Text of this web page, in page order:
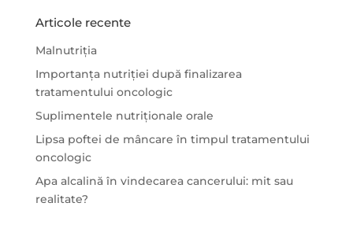
Articole recente
Malnutriția
Importanța nutriției după finalizarea
tratamentului oncologic
Suplimentele nutriționale orale
Lipsa poftei de mâncare în timpul tratamentului
oncologic
Apa alcalină în vindecarea cancerului: mit sau
realitate?